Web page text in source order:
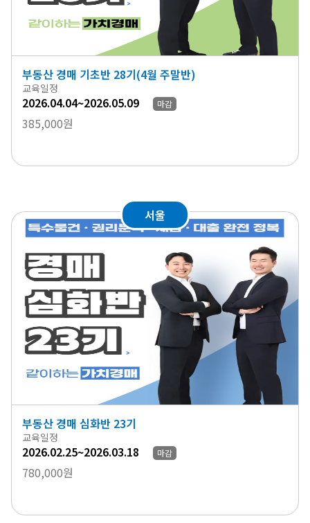
부동산 경매 기초반 28기(4월 주말반)
교육일정
2026.04.04~2026.05.09 마감
385,000원
서울
부동산 경매 심화반 23기
교육일정
2026.02.25~2026.03.18 마감
780,000원